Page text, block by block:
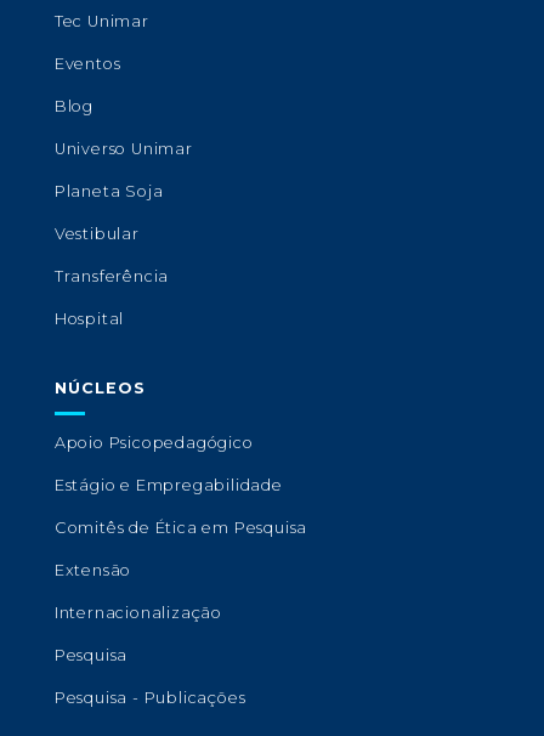
Tec Unimar
Eventos
Blog
Universo Unimar
Planeta Soja
Vestibular
Transferência
Hospital
NÚCLEOS
Apoio Psicopedagógico
Estágio e Empregabilidade
Comitês de Ética em Pesquisa
Extensão
Internacionalização
Pesquisa
Pesquisa - Publicações